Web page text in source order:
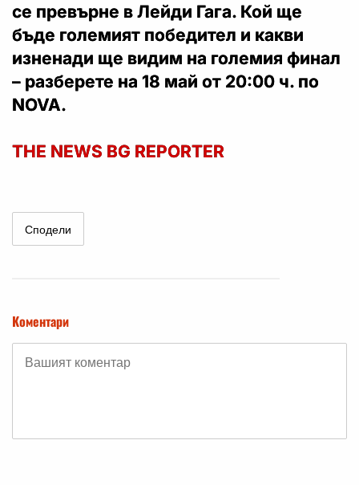
се превърне в Лейди Гага. Кой ще
бъде големият победител и какви
изненади ще видим на големия финал
– разберете на 18 май от 20:00 ч. по
NOVA.
THE NEWS BG REPORTER
Сподели
Коментари